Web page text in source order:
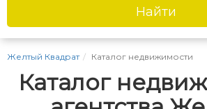
Найти
Желтый Квадрат Каталог недвижимости
Каталог